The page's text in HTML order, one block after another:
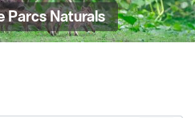
Parcs Naturals